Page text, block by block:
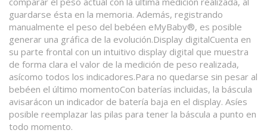
guardarse ésta en la memoria. Además, registrando
manualmente el peso del bebéen eMyBaby®, es posible
generar una gráfica de la evolución.Display digitalCuenta en
su parte frontal con un intuitivo display digital que muestra
de forma clara el valor de la medición de peso realizada,
asícomo todos los indicadores.Para no quedarse sin pesar al
bebéen el último momentoCon baterías incluidas, la báscula
avisarácon un indicador de batería baja en el display. Asíes
posible reemplazar las pilas para tener la báscula a punto en
todo momento.